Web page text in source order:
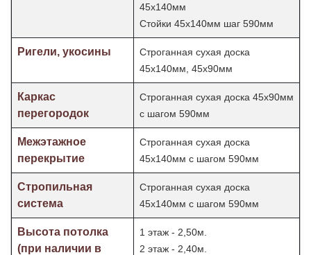
45х140мм
Стойки 45х140мм шаг 590мм
Ригели, укосины
Строганная сухая доска
45х140мм, 45х90мм
Каркас
перегородок
Строганная сухая доска 45х90мм
с шагом 590мм
Межэтажное
перекрытие
Строганная сухая доска
45х140мм с шагом 590мм
Стропильная
система
Строганная сухая доска
45х140мм с шагом 590мм
Высота потолка
(при наличии в
1 этаж - 2,50м.
2 этаж - 2,40м.